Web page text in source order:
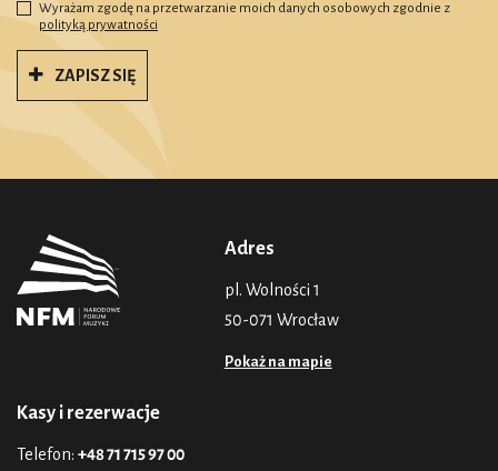
Wyrażam zgodę na przetwarzanie moich danych osobowych zgodnie z
polityką prywatności
ZAPISZ SIĘ
Adres
pl. Wolności 1
50-071 Wrocław
Pokaż na mapie
Kasy i rezerwacje
Telefon: +48 71 715 97 00